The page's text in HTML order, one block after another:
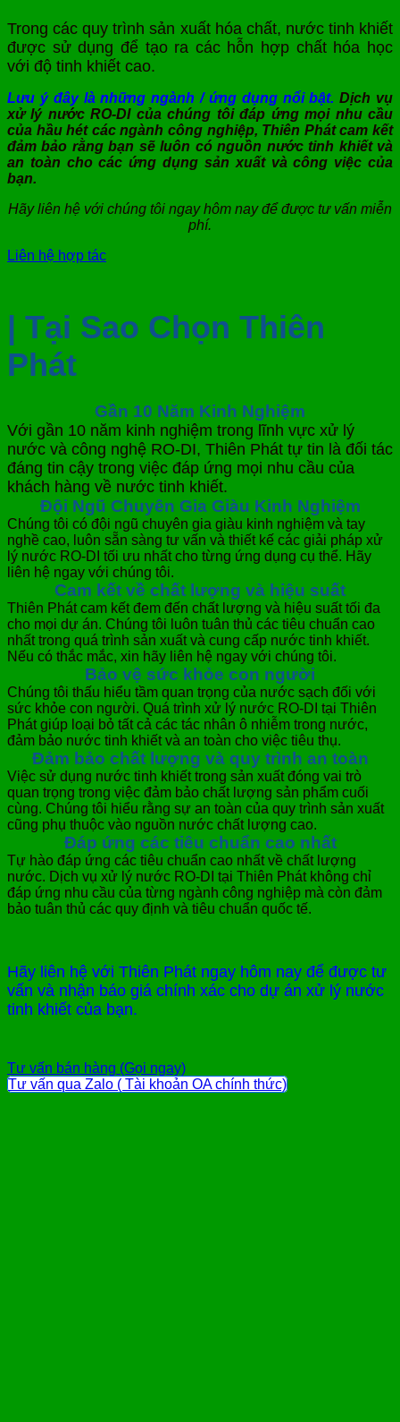
Trong các quy trình sản xuất hóa chất, nước tinh khiết
được sử dụng để tạo ra các hỗn hợp chất hóa học
với độ tinh khiết cao.
Lưu ý đây là những ngành / ứng dụng nổi bật. Dịch vụ
xử lý nước RO-DI của chúng tôi đáp ứng mọi nhu cầu
của hầu hét các ngành công nghiệp, Thiên Phát cam kết
đảm bảo rằng bạn sẽ luôn có nguồn nước tinh khiết và
an toàn cho các ứng dụng sản xuất và công việc của
bạn.
Hãy liên hệ với chúng tôi ngay hôm nay để được tư vấn miễn
phí.
Liên hệ hợp tác
| Tại Sao Chọn Thiên
Phát
Gần 10 Năm Kinh Nghiệm
Với gần 10 năm kinh nghiệm trong lĩnh vực xử lý
nước và công nghệ RO-DI, Thiên Phát tự tin là đối tác
đáng tin cậy trong việc đáp ứng mọi nhu cầu của
khách hàng về nước tinh khiết.
Đội Ngũ Chuyên Gia Giàu Kinh Nghiệm
Chúng tôi có đội ngũ chuyên gia giàu kinh nghiệm và tay
nghề cao, luôn sẵn sàng tư vấn và thiết kế các giải pháp xử
lý nước RO-DI tối ưu nhất cho từng ứng dụng cụ thể. Hãy
liên hệ ngay với chúng tôi.
Cam kết về chất lượng và hiệu suất
Thiên Phát cam kết đem đến chất lượng và hiệu suất tối đa
cho mọi dự án. Chúng tôi luôn tuân thủ các tiêu chuẩn cao
nhất trong quá trình sản xuất và cung cấp nước tinh khiết.
Nếu có thắc mắc, xin hãy liên hệ ngay với chúng tôi.
Bảo vệ sức khỏe con người
Chúng tôi thấu hiểu tầm quan trọng của nước sạch đối với
sức khỏe con người. Quá trình xử lý nước RO-DI tại Thiên
Phát giúp loại bỏ tất cả các tác nhân ô nhiễm trong nước,
đảm bảo nước tinh khiết và an toàn cho việc tiêu thụ.
Đảm bảo chất lượng và quy trình an toàn
Việc sử dụng nước tinh khiết trong sản xuất đóng vai trò
quan trọng trong việc đảm bảo chất lượng sản phẩm cuối
cùng. Chúng tôi hiểu rằng sự an toàn của quy trình sản xuất
cũng phụ thuộc vào nguồn nước chất lượng cao.
Đáp ứng các tiêu chuẩn cao nhất
Tự hào đáp ứng các tiêu chuẩn cao nhất về chất lượng
nước. Dịch vụ xử lý nước RO-DI tại Thiên Phát không chỉ
đáp ứng nhu cầu của từng ngành công nghiệp mà còn đảm
bảo tuân thủ các quy định và tiêu chuẩn quốc tế.
Hãy liên hệ với Thiên Phát ngay hôm nay để được tư
vấn và nhận báo giá chính xác cho dự án xử lý nước
tinh khiết của bạn.
Tư vấn bán hàng (Gọi ngay)
Tư vấn qua Zalo ( Tài khoản OA chính thức)